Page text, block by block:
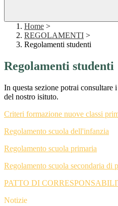
Home >
REGOLAMENTI >
Regolamenti studenti
Regolamenti studenti
In questa sezione potrai
del nostro isituto.
Criteri formazione nuove classi
Regolamento scuola dell'infanzia
Regolamento scuola primaria
Regolamento scuola secondaria di
PATTO DI
Notizie